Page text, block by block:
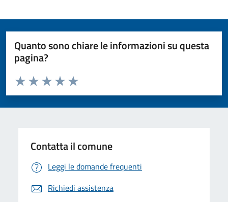
Quanto sono chiare le informazioni su questa
pagina?
Valuta da 1 a 5 stelle la pagina
Valuta 5 stelle su 5
Valuta 4 stelle su 5
Valuta 3 stelle su 5
Valuta 2 stelle su 5
Valuta 1 stelle su 5
Contatta il comune
Leggi le domande frequenti
Richiedi assistenza